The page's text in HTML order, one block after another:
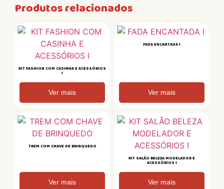
Produtos relacionados
KIT FASHION COM CASINHA E ACESSÓRIOS
I
Ver mais
FADA ENCANTADA I
Ver mais
TREM COM CHAVE DE BRINQUEDO
Ver mais
KIT SALÃO BELEZA MODELADOR E
ACESSÓRIOS I
Ver mais